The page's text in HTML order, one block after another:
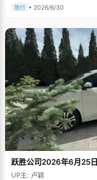
旅行 • 2026/6/30
跃胜公司2026年6月25日
UP主: 卢颖